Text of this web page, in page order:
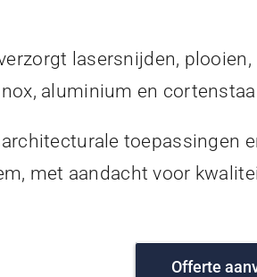
lasersnijden,
aluminium en
toepassingen
met aandacht voor
Offerte